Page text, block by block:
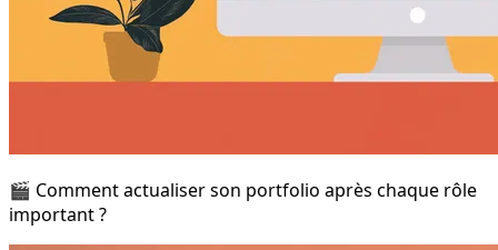
🎬 Comment actualiser son portfolio après chaque rôle
important ?